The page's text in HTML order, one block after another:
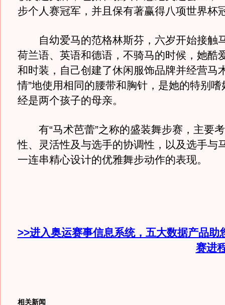
步个人赛冠军，并且保有著赢得八项世界杯
自幼爱马的范格林斯芬，六岁开始接触
荷兰语、英语和德语，不骑马的时候，她酷
和时装，自己创建了休闲服饰品牌并经营马
情”地使用相同的腰带和胸针，是她的特别
经是两个孩子的母亲。
有“马术芭蕾”之称的盛装舞步赛，主要
性、灵活性及与选手的协调性，以及选手与
一连串精心设计的优雅舞步动作的表现。
>>进入奥运赛事信息系统，五大数据产品助
赛进
相关新闻